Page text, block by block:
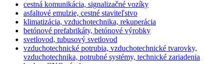
cestná komunikácia, signalizačné vozíky
asfaltové emulzie, cestné staviteľstvo
klimatizácia, vzduchotechnika, rekuperácia
betónové prefabrikáty, betónové výrobky
svetlovod, tubusový svetlovod
vzduchotechnické potrubia, vzduchotechnické tvarovky,
vzduchotechnika, potrubné systémy, technické zariadenia